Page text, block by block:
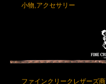
小物,アクセサリー
ファインクリークレザーズ商